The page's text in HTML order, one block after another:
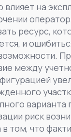
на
ресурс,
и
между
варианта
риск
том, что